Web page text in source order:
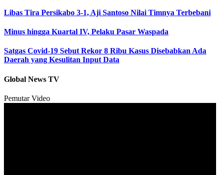
Libas Tira Persikabo 3-1, Aji Santoso Nilai Timnya Terbebani
Minus hingga Kuartal IV, Pelaku Pasar Waspada
Satgas Covid-19 Sebut Rekor 8 Ribu Kasus Disebabkan Ada
Daerah yang Kesulitan Input Data
Global News TV
Pemutar Video